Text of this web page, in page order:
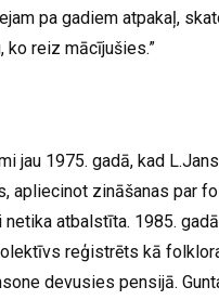
pa gadiem atpakaļ,
reiz mācījušies.”
jau 1975. gadā, kad
apliecinot zināšanas par
atbalstīta. 1985.
reģistrēts kā
devusies pensijā.